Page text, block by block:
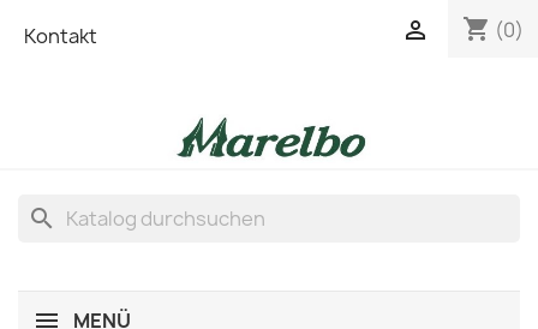
Kontakt shopping_cart (0)

search
MENÜ